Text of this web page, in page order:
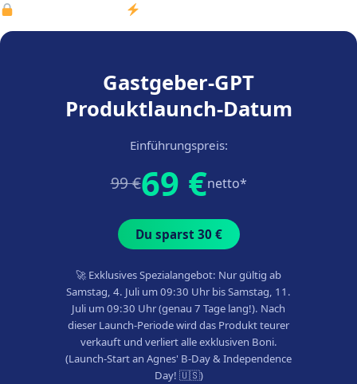
Gastgeber-GPT
Produktlaunch-Datum
Einführungspreis:
99 €69 €netto*
Du sparst 30 €
🚀 Exklusives Spezialangebot: Nur gültig ab
Samstag, 4. Juli um 09:30 Uhr bis Samstag, 11.
Juli um 09:30 Uhr (genau 7 Tage lang!). Nach
dieser Launch-Periode wird das Produkt teurer
verkauft und verliert alle exklusiven Boni.
(Launch-Start an Agnes' B-Day & Independence
Day! 🇺🇸)